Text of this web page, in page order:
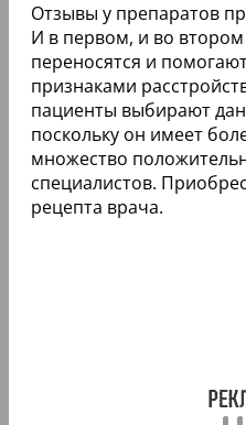
Отзывы у препаратов
И в первом, и во
переносятся и
признаками
пациенты выбирают
поскольку он имеет
множество
специалистов.
рецепта врача.